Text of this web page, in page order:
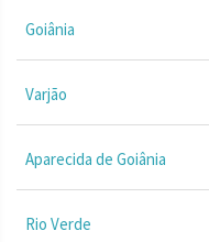
Goiânia
Varjão
Aparecida de Goiânia
Rio Verde